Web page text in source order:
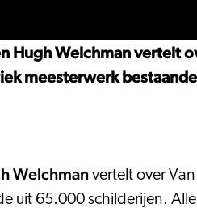
Welchman vertelt
meesterwerk
Welchman vertelt over
uit 65.000 schilderijen.